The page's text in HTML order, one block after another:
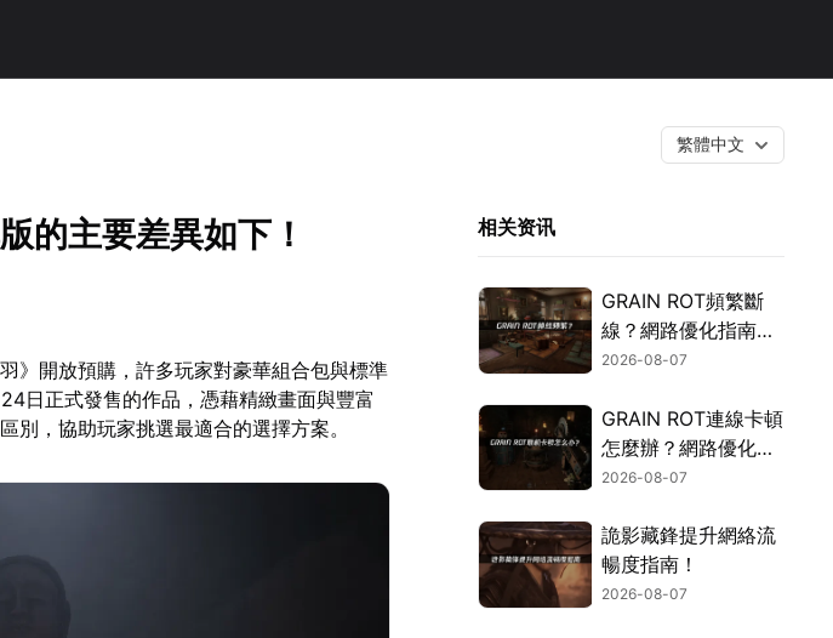
繁體中文
的主要差異如下！
》開放預購，許多玩家對豪華組合包與標準
日正式發售的作品，憑藉精緻畫面與豐富
別，協助玩家挑選最適合的選擇方案。
相关资讯
GRAIN ROT頻繁斷
線？網路優化指南一
次搞定！
2026-08-07
GRAIN ROT連線卡頓
怎麼辦？網路優化這
樣解決！
2026-08-07
詭影藏鋒提升網絡流
暢度指南！
2026-08-07